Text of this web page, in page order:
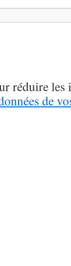
réduire les
de